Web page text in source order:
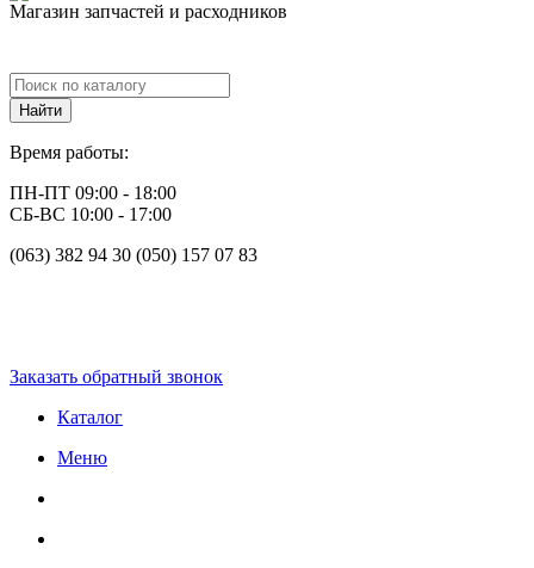
Магазин запчастей и расходников
Время работы:
ПН-ПТ 09:00 - 18:00
СБ-ВС 10:00 - 17:00
(063) 382 94 30 (050) 157 07 83
Заказать обратный звонок
Каталог
Меню